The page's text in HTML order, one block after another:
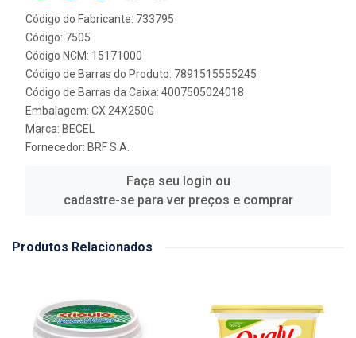
Código do Fabricante: 733795
Código: 7505
Código NCM: 15171000
Código de Barras do Produto: 7891515555245
Código de Barras da Caixa: 4007505024018
Embalagem: CX 24X250G
Marca: BECEL
Fornecedor: BRF S.A.
Faça seu login ou
cadastre-se para ver preços e comprar
Produtos Relacionados